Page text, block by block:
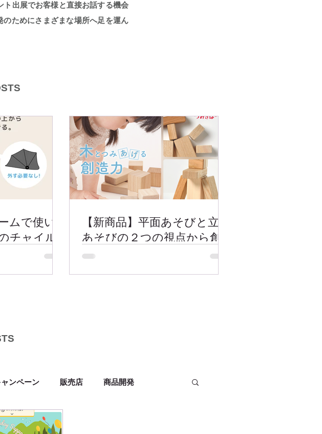
出展でお客様と直接お話する機会
ためにさまざまな場所へ足を運ん
ムで使い
チャイル
【新商品】平⾯あそびと⽴体
あそびの２つの視点から創
造性を広げる無垢積み⽊
ャンペーン 販売店 商品開発
射材Kuropika